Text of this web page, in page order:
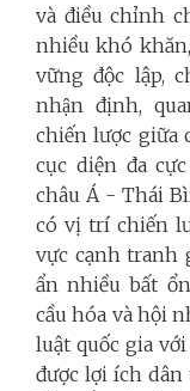
và điều chỉnh
nhiều khó
vững độc lập,
nhận định,
chiến lược giữa
cục diện đa
châu Á - Thái
có vị trí chiến
vực cạnh tranh
ẩn nhiều bất
cầu hóa và hội
luật quốc gia
được lợi ích